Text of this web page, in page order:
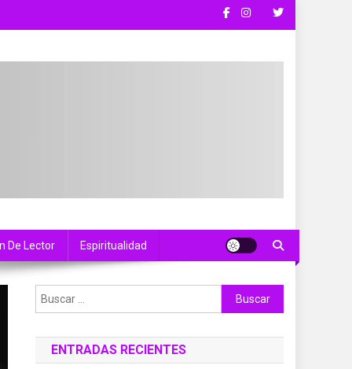
De Lector Espiritualidad
Buscar:
ENTRADAS RECIENTES